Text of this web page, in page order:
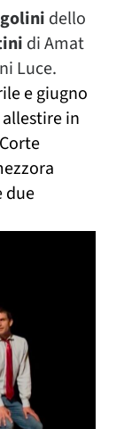
dello
di Amat
Luce.
e giugno
in
due